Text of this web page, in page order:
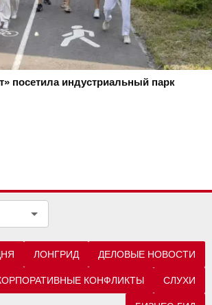
посетила индустриальный парк
ЛОНГРИД ДЕЛОВЫЕ НОВОСТИ
КОНФЛИКТЫ СЛУХИ